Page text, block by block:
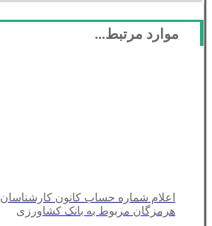
موارد مرتبط...
اعلام شماره حساب کانون کارشناسان
هرمزگان مربوط به بانک کشاورزی